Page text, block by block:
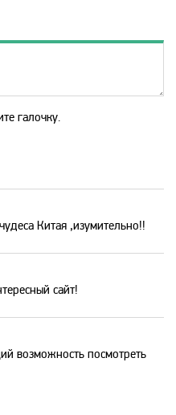
галочку.
Китая ,изумительно!!
сайт!
возможность посмотреть